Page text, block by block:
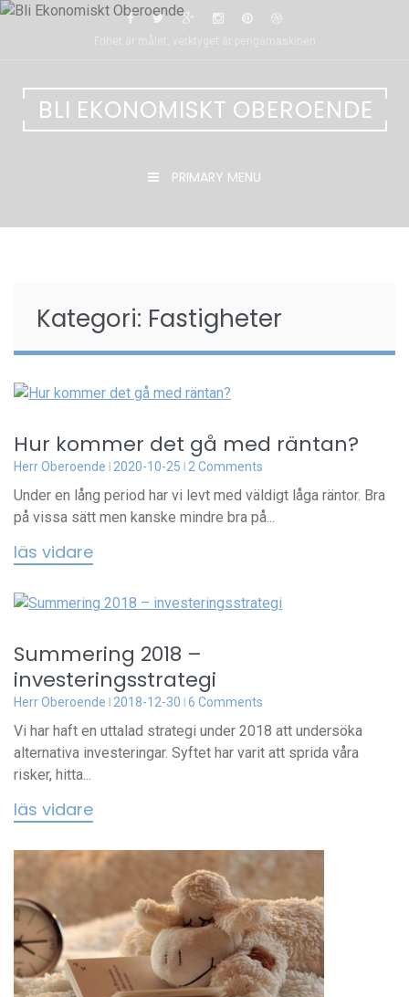
Skip
BLI EKONOMISKT OBEROENDE
PRIMARY MENU
Kategori: Fastigheter
Hur kommer det gå med räntan?
Herr Oberoende 2020-10-25 2 Comments
Under en lång period har vi levt med väldigt låga räntor. Bra
på vissa sätt men kanske mindre bra på...
läs vidare
Summering 2018 –
investeringsstrategi
Herr Oberoende 2018-12-30 6 Comments
Vi har haft en uttalad strategi under 2018 att undersöka
alternativa investeringar. Syftet har varit att sprida våra
risker, hitta...
läs vidare